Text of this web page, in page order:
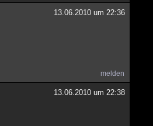
13.06.2010 um 22:36
melden
13.06.2010 um 22:38